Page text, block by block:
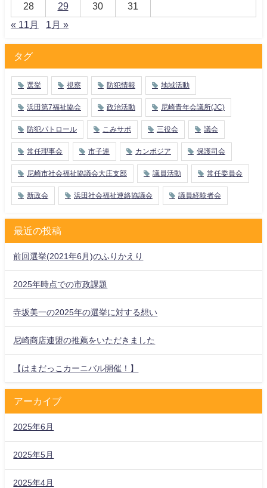
28 29 30
31
« 11月
1月 »
タグ
選挙 視察 防犯情報 地域活動
浜田第7福祉協会 政治活動 尼崎青年会議所(JC)
防犯パトロール こみサポ 三役会 議会
常任理事会 市子連 カンボジア 保護司会
尼崎市社会福祉協議会大庄支部 議員活動 常任委員会
新政会 浜田社会福祉連絡協議会 議員経験者会
最近の投稿
前回選挙(2021年6月)のふりかえり
2025年時点での市政課題
寺坂美一の2025年の選挙に対する想い
尼崎商店連盟の推薦をいただきました
【はまだっこカーニバル開催！】
アーカイブ
2025年6月
2025年5月
2025年4月